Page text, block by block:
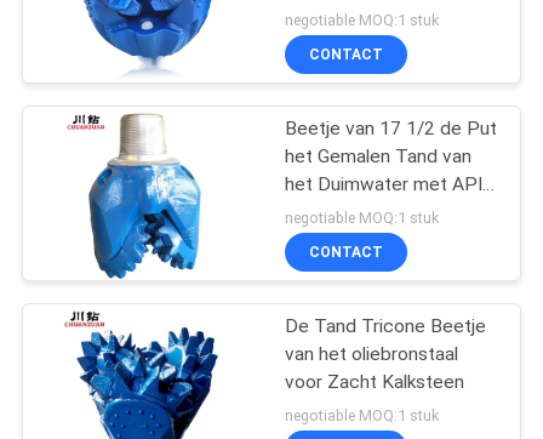
Het Beetje van de
gatenopener
7
oliebron Boorstaal
negotiable MOQ:1 stuk
CONTACT
Beetje van 17 1/2 de Put
het Gemalen Tand van
het Duimwater met API
Standard
negotiable MOQ:1 stuk
CONTACT
De Tand Tricone Beetje
van het oliebronstaal
voor Zacht Kalksteen
negotiable MOQ:1 stuk